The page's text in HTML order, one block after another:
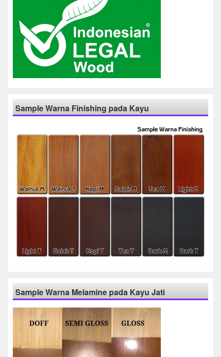
Sample Warna Finishing pada Kayu
Sample Warna Melamine pada Kayu Jati